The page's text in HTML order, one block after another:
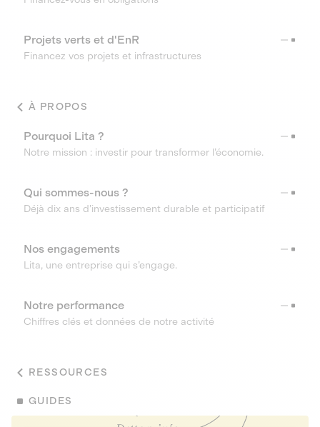
Projets verts et d'EnR
Financez vos projets et infrastructures
À PROPOS
Pourquoi Lita ?
Notre mission : investir pour transformer l’économie.
Qui sommes-nous ?
Déjà dix ans d’investissement durable et participatif
Nos engagements
Lita, une entreprise qui s’engage.
Notre performance
Chiffres clés et données de notre activité
RESSOURCES
GUIDES